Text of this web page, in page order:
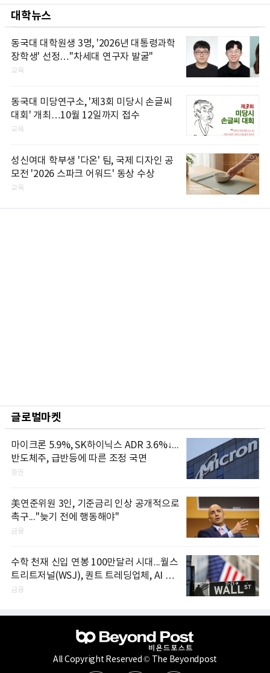
대학뉴스
동국대 대학원생 3명, '2026년 대통령과학
장학생' 선정…"차세대 연구자 발굴"
교육
동국대 미당연구소, '제3회 미당시 손글씨
대회' 개최…10월 12일까지 접수
교육
성신여대 학부생 '다온' 팀, 국제 디자인 공
모전 '2026 스파크 어워드' 동상 수상
교육
글로벌마켓
마이크론 5.9%, SK하이닉스 ADR 3.6%↓...
반도체주, 급반등에 따른 조정 국면
증권
美연준위원 3인, 기준금리 인상 공개적으로
촉구..."늦기 전에 행동해야"
금융
수학 천재 신입 연봉 100만달러 시대...월스
트리트저널(WSJ), 퀀트 트레딩업체, AI 기
업들 인재 확보 경쟁
금융
All Copyright Reserved © The Beyondpost